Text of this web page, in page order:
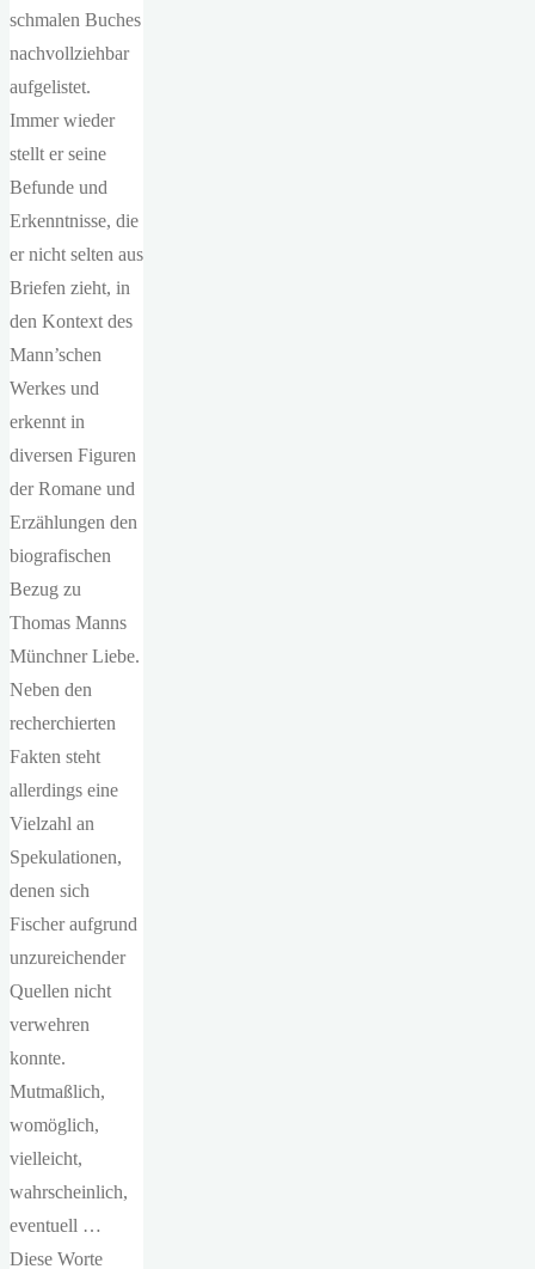
schmalen Buches
nachvollziehbar
aufgelistet.
Immer wieder
stellt er seine
Befunde und
Erkenntnisse, die
er nicht selten aus
Briefen zieht, in
den Kontext des
Mann’schen
Werkes und
erkennt in
diversen Figuren
der Romane und
Erzählungen den
biografischen
Bezug zu
Thomas Manns
Münchner Liebe.
Neben den
recherchierten
Fakten steht
allerdings eine
Vielzahl an
Spekulationen,
denen sich
Fischer aufgrund
unzureichender
Quellen nicht
verwehren
konnte.
Mutmaßlich,
womöglich,
vielleicht,
wahrscheinlich,
eventuell …
Diese Worte